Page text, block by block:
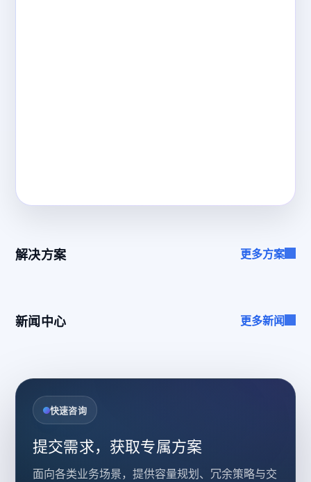
解决方案 更多方案
新闻中心 更多新闻
快速咨询
提交需求，获取专属方案
面向各类业务场景，提供容量规划、冗余策略与交